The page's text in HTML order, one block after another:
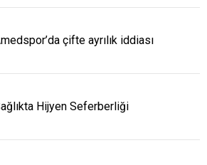
çifte ayrılık iddiası
Hijyen Seferberliği